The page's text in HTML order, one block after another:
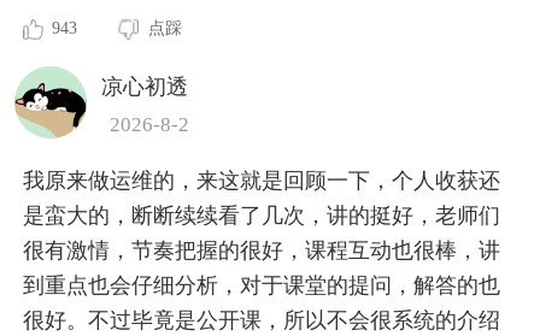
943 点踩
凉心初透
2026-8-2
我原来做运维的，来这就是回顾一下，个人收获还
是蛮大的，断断续续看了几次，讲的挺好，老师们
很有激情，节奏把握的很好，课程互动也很棒，讲
到重点也会仔细分析，对于课堂的提问，解答的也
很好。不过毕竟是公开课，所以不会很系统的介绍